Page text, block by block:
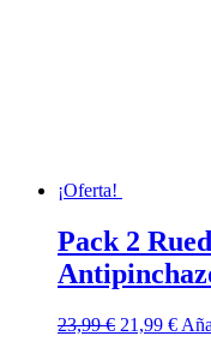
¡Oferta!
Pack 2
23,99€ El
21,99 €El